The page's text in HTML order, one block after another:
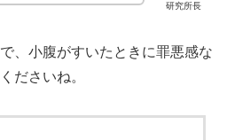
研究所長
、小腹がすいたときに罪悪感な
ださいね。